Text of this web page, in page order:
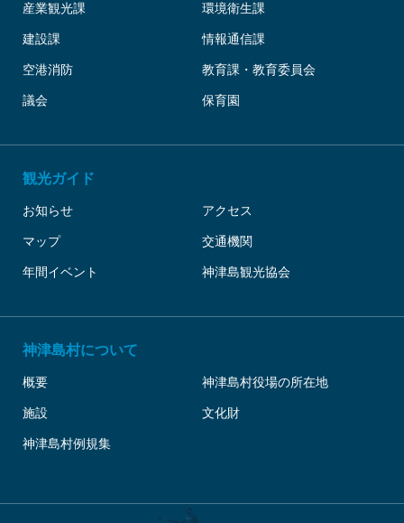
産業観光課 環境衛生課
建設課 情報通信課
空港消防 教育課・教育委員会
議会 保育園
観光ガイド
お知らせ アクセス
マップ 交通機関
年間イベント 神津島観光協会
神津島村について
概要 神津島村役場の所在地
施設 文化財
神津島村例規集